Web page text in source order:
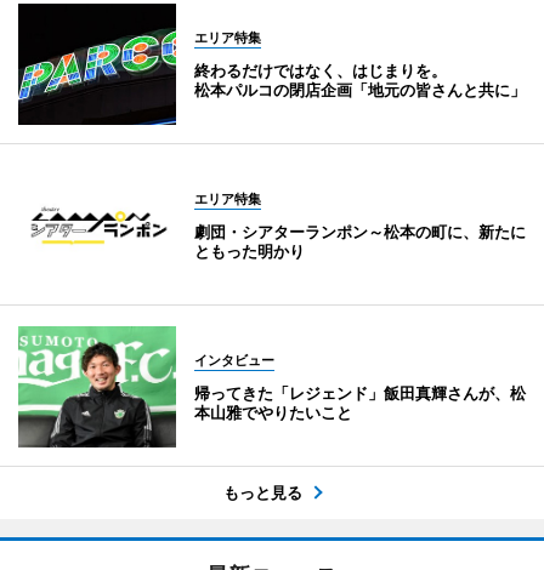
エリア特集
終わるだけではなく、はじまりを。
松本パルコの閉店企画「地元の皆さんと共に」
エリア特集
劇団・シアターランポン～松本の町に、新たに
ともった明かり
インタビュー
帰ってきた「レジェンド」飯田真輝さんが、松
本山雅でやりたいこと
もっと見る